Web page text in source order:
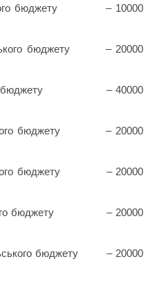
бюджету
– 10000
бюджету
– 20000
бюджету
– 40000
бюджету
– 20000
бюджету
– 20000
бюджету
– 20000
бюджету
– 20000